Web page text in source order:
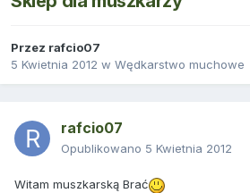
Przez rafcio07
5 Kwietnia 2012 w Wędkarstwo muchowe
rafcio07
Opublikowano 5 Kwietnia 2012
Witam muszkarską Brać